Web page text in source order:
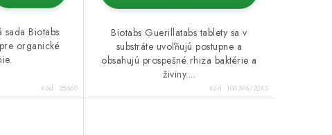
sada Biotabs
organické
Kód: 35660
Biotabs Guerillatabs tablety sa v
substráte uvoľňujú postupne a
obsahujú prospešné rhiza baktérie a
živiny....
Kód: 100396/20KS